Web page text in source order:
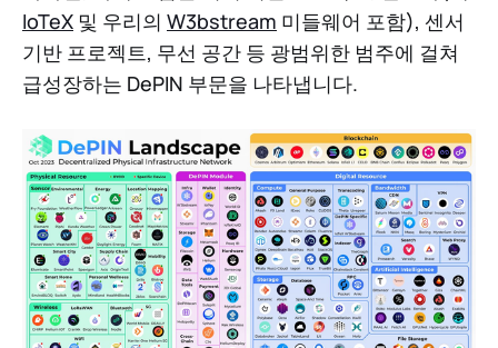
IoTeX 및 우리의 W3bstream 미들웨어 포함), 센서
기반 프로젝트, 무선 공간 등 광범위한 범주에 걸쳐
급성장하는 DePIN 부문을 나타냅니다.